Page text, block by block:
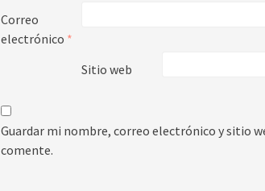
Correo
electrónico *
Sitio web
Guardar mi nombre, correo electrónico y sitio
comente.